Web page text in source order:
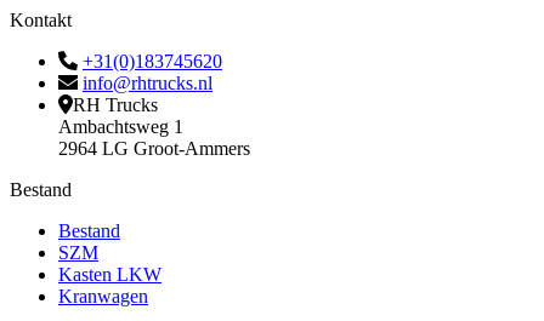
Kontakt
+31(0)183745620
info@rhtrucks.nl
RH Trucks
Ambachtsweg 1
2964 LG Groot-Ammers
Bestand
Bestand
SZM
Kasten LKW
Kranwagen